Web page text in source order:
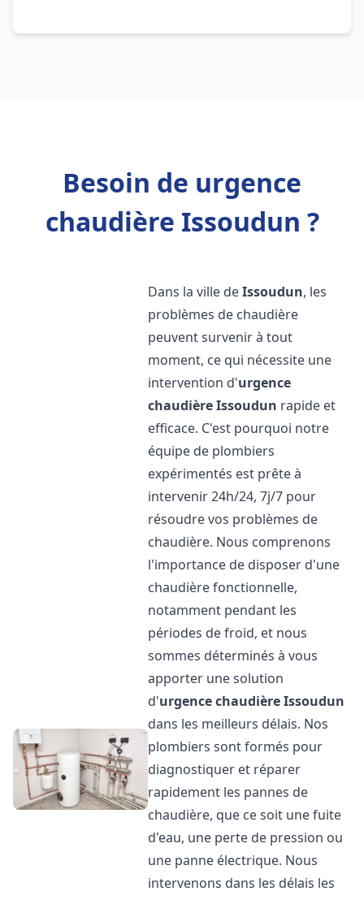
Besoin de urgence
chaudière Issoudun ?
Dans la ville deIssoudun, les
problèmes de chaudière
peuvent survenir à tout
moment, ce qui nécessite une
intervention d'urgence
chaudièreIssoudun rapide et
efficace. C'est pourquoi notre
équipe de plombiers
expérimentés est prête à
intervenir 24h/24, 7j/7 pour
résoudre vos problèmes de
chaudière. Nous comprenons
l'importance de disposer d'une
chaudière fonctionnelle,
notamment pendant les
périodes de froid, et nous
sommes déterminés à vous
apporter une solution
d'urgence chaudièreIssoudun
dans les meilleurs délais. Nos
plombiers sont formés pour
diagnostiquer et réparer
rapidement les pannes de
chaudière, que ce soit une fuite
d'eau, une perte de pression ou
une panne électrique. Nous
intervenons dans les délais les